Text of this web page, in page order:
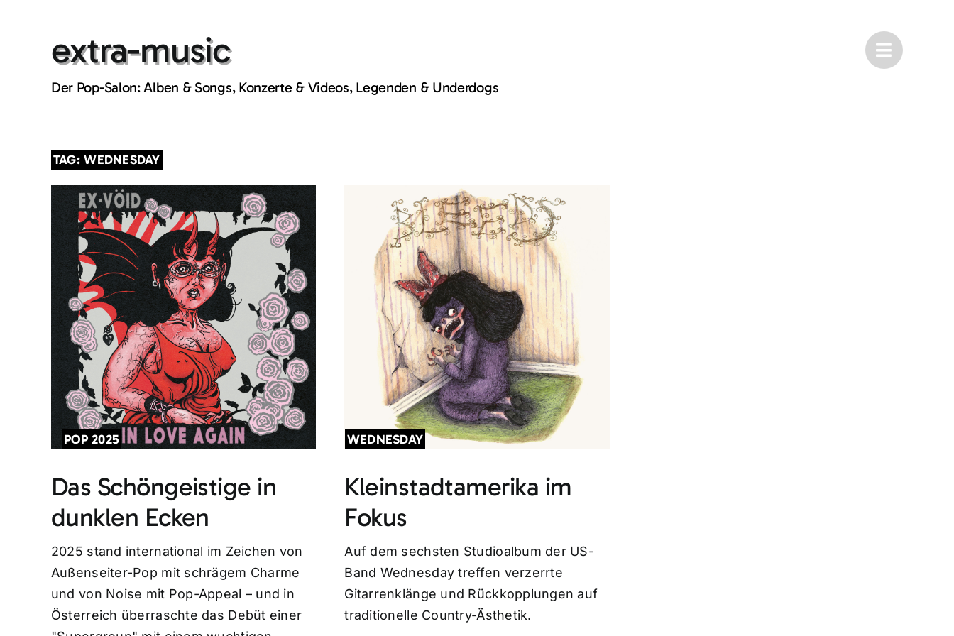
extra-music
Der Pop-Salon: Alben & Songs, Konzerte & Videos, Legenden & Underdogs
TAG: WEDNESDAY
POP 2025
Das Schöngeistige in
dunklen Ecken
2025 stand international im Zeichen von
Außenseiter-Pop mit schrägem Charme
und von Noise mit Pop-Appeal – und in
Österreich überraschte das Debüt einer
WEDNESDAY
Kleinstadtamerika im
Fokus
Auf dem sechsten Studioalbum der US-
Band Wednesday treffen verzerrte
Gitarrenklänge und Rückkopplungen auf
traditionelle Country-Ästhetik.